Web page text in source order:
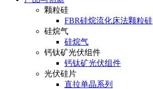
颗粒硅
FBR硅烷流化床法颗粒硅
硅烷气
硅烷气
钙钛矿光伏组件
钙钛矿光伏组件
光伏硅片
直拉单晶系列